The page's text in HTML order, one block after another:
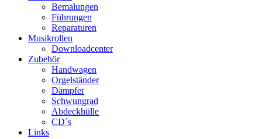
Bemalungen
Führungen
Reparaturen
Musikrollen
Downloadcenter
Zubehör
Handwagen
Orgelständer
Dämpfer
Schwungrad
Abdeckhülle
CD´s
Links